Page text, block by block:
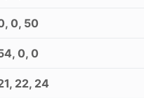
0, 50
0, 0
22, 24